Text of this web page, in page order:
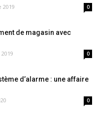
2019 0
de magasin avec
0
d’alarme : une affaire
0